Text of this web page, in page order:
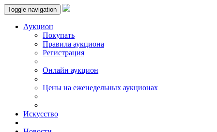
Toggle navigation
Аукцион
Пoкупать
Правила аукциона
Регистрация
Онлайн аукцион
Цены на еженедельных аукционах
Искусствo